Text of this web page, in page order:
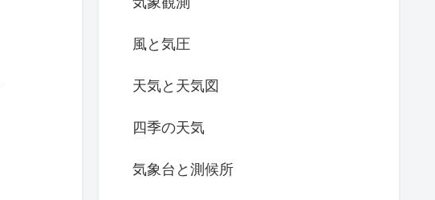
風と気圧
天気と天気図
四季の天気
気象台と測候所